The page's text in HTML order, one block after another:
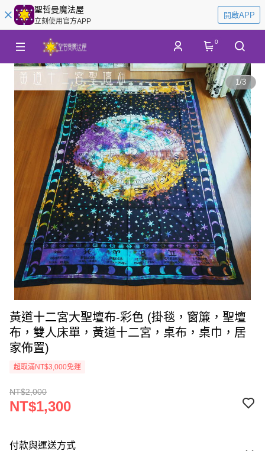
聖哲曼魔法屋
立刻使用官方APP
開啟APP
0
1/3
黃道十二宮大聖壇布-彩色 (掛毯，窗簾，聖壇
布，雙人床單，黃道十二宮，桌布，桌巾，居
家佈置)
超取滿NT$3,000免運
NT$2,000
NT$1,300
付款與運送方式